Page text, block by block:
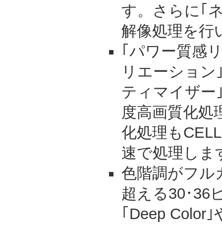
す。さらに｢
解像処理を行
｢パワー質感
リエーショ
ティマイザー
度高画質化処
化処理も
速で処理しま
色階調がフル
超える30･36
｢Deep Color